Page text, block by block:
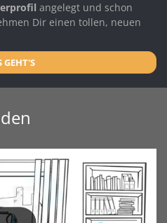
angelegt und schon
Dir einen tollen, neuen
GEHT'S